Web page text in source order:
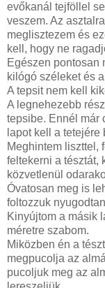
evőkanál tejföllel
veszem. Az
meglisztezem és
kell, hogy ne
Egészen pontosan
kilógó széleket és
A tepsit nem kell
A legnehezebb
tepsibe. Ennél már
lapot kell a tetejére
Meghintem liszttel,
feltekerni a tésztát,
közvetlenül
Óvatosan meg is
foltozzuk
Kinyújtom a másik
méretre szabom.
Miközben én a
megpucolja az
pucoljuk meg az